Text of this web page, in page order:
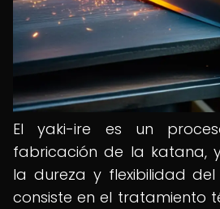
El yaki-ire es un
fabricación de la katana,
la dureza y flexibilidad
consiste en el tratamiento